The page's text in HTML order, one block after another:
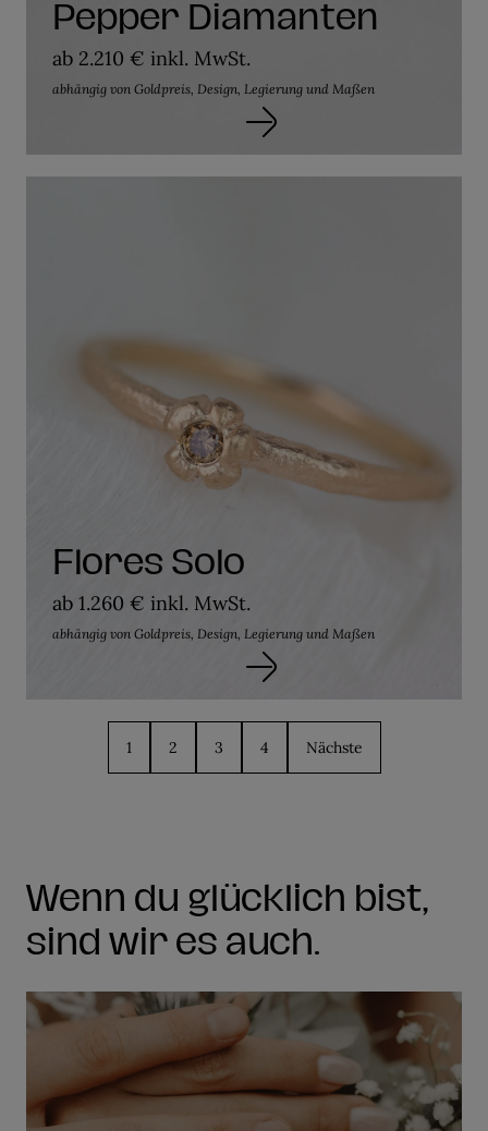
Pepper Diamanten
ab 2.210 € inkl. MwSt.
abhängig von Goldpreis, Design, Legierung und Maßen
Flores Solo
ab 1.260 € inkl. MwSt.
abhängig von Goldpreis, Design, Legierung und Maßen
1 2 3 4 Nächste
Wenn du glücklich bist,
sind wir es auch.